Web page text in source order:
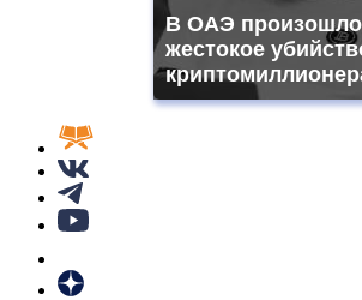
В ОАЭ произошло
жестокое